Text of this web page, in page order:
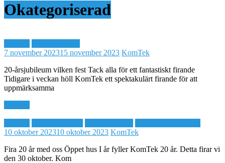
Okategoriserad
7 november 202315 november 2023 KomTek
20-årsjubileum vilken fest Tack alla för ett fantastiskt firande
Tidigare i veckan höll KomTek ett spektakulärt firande för att
uppmärksamma
10 oktober 202310 oktober 2023 KomTek
Fira 20 år med oss Öppet hus I år fyller KomTek 20 år. Detta firar vi
den 30 oktober. Kom